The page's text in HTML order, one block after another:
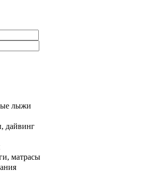
лыжи
дайвинг
матрасы